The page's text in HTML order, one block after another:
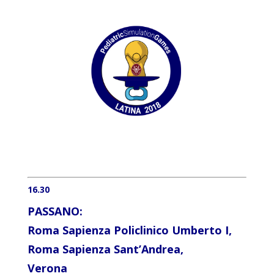
16.30
PASSANO:
Roma Sapienza Policlinico Umberto I,
Roma Sapienza Sant’Andrea,
Verona